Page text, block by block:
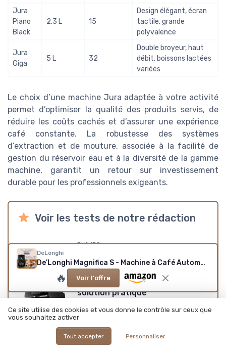
Jura
Piano
Black
2,3 L 15
Design élégant, écran
tactile, grande
polyvalence
Jura
Giga
5 L 32
Double broyeur, haut
débit, boissons lactées
variées
Le choix d’une machine Jura adaptée à votre activité
permet d’optimiser la qualité des produits servis, de
réduire les coûts cachés et d’assurer une expérience
café constante. La robustesse des systèmes
d’extraction et de mouture, associée à la facilité de
gestion du réservoir eau et à la diversité de la gamme
machine, garantit un retour sur investissement
durable pour les professionnels exigeants.
Voir les tests de notre rédaction
PHILIPS
Expresso broyeur
Série 2200-2 : Une
solution pratique
de café à domicile
+ Écran tactile intuitif
Broyeur céramique
★★★★★
★★★★★
DeLonghi
De’Longhi Magnifica S - Machine à Café Automatique
🔥 Voir l'offre
Ce site utilise des cookies et vous donne le contrôle sur ceux que
vous souhaitez activer
Tout accepter Personnaliser